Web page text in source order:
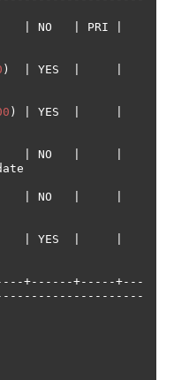
NO PRI
) YES
) YES
NO
NO
YES
+------+-----+---